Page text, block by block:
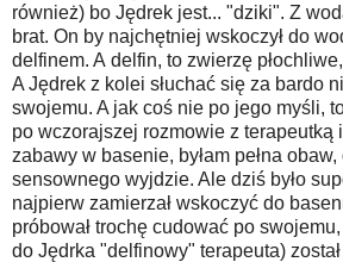
również) bo Jędrek jest... "dziki". Z
brat. On by najchętniej wskoczył do
delfinem. A delfin, to zwierzę
A Jędrek z kolei słuchać się za bardo
swojemu. A jak coś nie po jego myśli,
po wczorajszej rozmowie z terapeutką
zabawy w basenie, byłam pełna
sensownego wyjdzie. Ale dziś było
najpierw zamierzał wskoczyć do
próbował trochę cudować po
do Jędrka "delfinowy" terapeuta)